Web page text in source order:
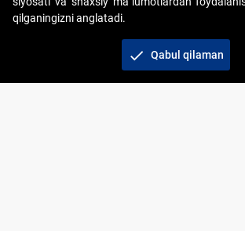
+998 71 202-21-11
qilganingizni anglatadi.
check Qabul qilaman